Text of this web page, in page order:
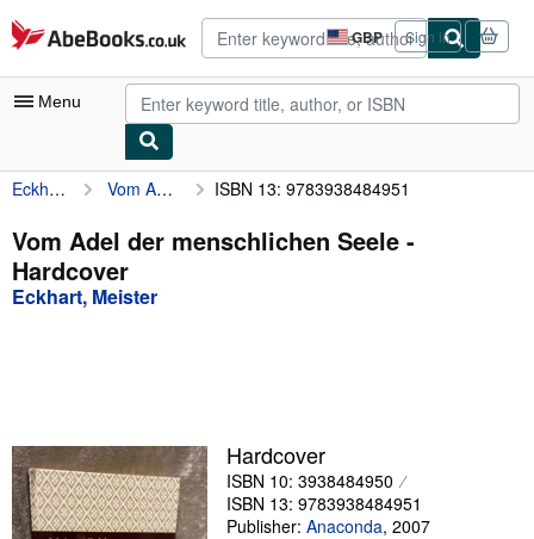
Skip to main content
AbeBooks.co.uk GBP
Site
shopping
preferences
Sign in
Menu
My Account
My Purchases
Advanced Search
Textbooks
Sellers
Start Selling
Eckhart, Meister Vom Adel der menschlichen Seele ISBN 13: 9783938484951
Vom Adel der menschlichen Seele -
Hardcover
Eckhart, Meister
Hardcover
ISBN 10: 3938484950
ISBN 13: 9783938484951
Publisher: Anaconda, 2007